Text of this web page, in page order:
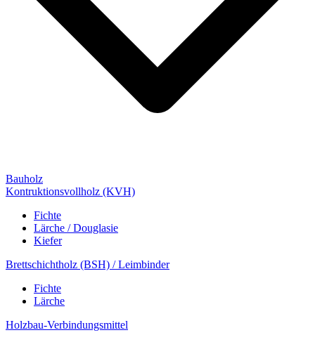
Bauholz
Kontruktionsvollholz (KVH)
Fichte
Lärche / Douglasie
Kiefer
Brettschichtholz (BSH) / Leimbinder
Fichte
Lärche
Holzbau-Verbindungsmittel